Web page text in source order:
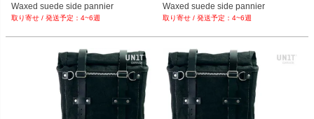
Waxed suede side pannier
10L-14L MossGrey 4~6週
Waxed suede side pannier
10L-14L MossGrey 4~6週